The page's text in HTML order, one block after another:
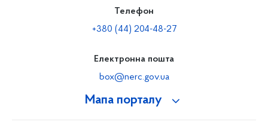
Мапа порталу
Телефон
+380 (44) 204-48-27
Електронна пошта
box@nerc.gov.ua